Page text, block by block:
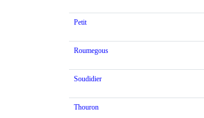
Petit
Roumegous
Soudidier
Thouron